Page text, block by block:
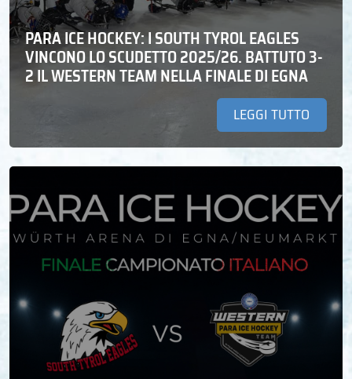
PARA ICE HOCKEY: I SOUTH TYROL EAGLES
VINCONO LO SCUDETTO 2025/26. BATTUTO 3-
2 IL WESTERN TEAM NELLA FINALE DI EGNA
LEGGI TUTTO